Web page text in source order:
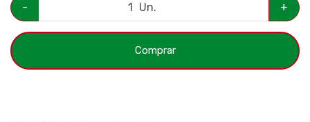
- Un. +
Comprar